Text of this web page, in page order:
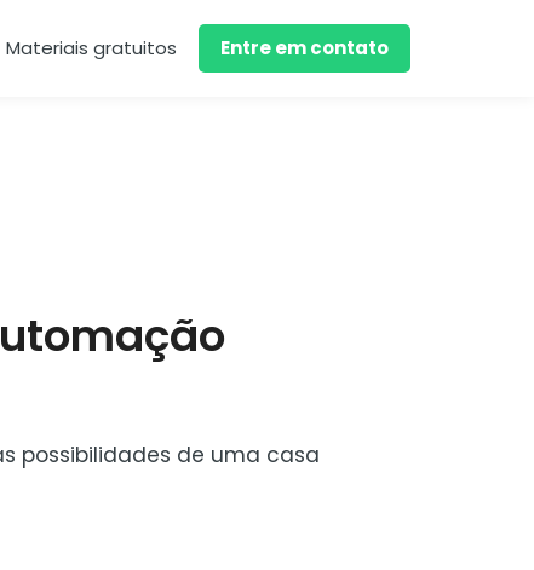
Materiais gratuitos Entre em contato
possibilidades de uma casa